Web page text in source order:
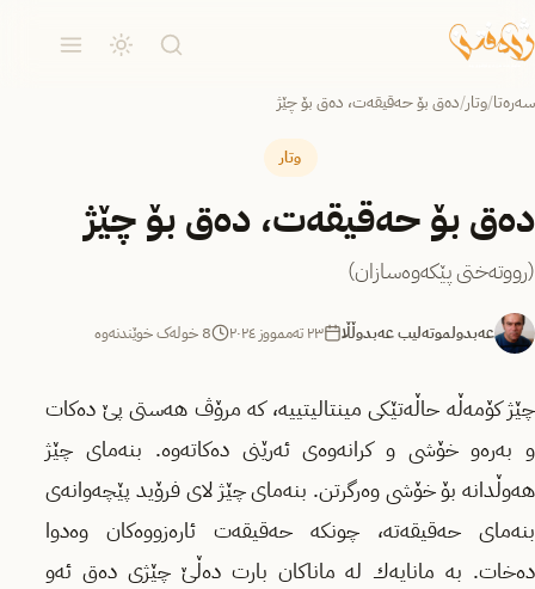
سەرەتا/وتار/دەق بۆ حەقیقەت، دەق بۆ چێژ
وتار
دەق بۆ حەقیقەت، دەق بۆ چێژ
(رووتەختی پێكەوەسازان)
عەبدولموتەلیب عەبدوڵڵا ٢٣ تەممووز ٢٠٢٤ 8 خولەک خوێندنەوە
چێژ كۆمەڵە حاڵەتێكی مینتالیتییە، كە مرۆڤ هەستی پێ دەكات
و بەرەو خۆشی و كرانەوەی ئەرێنی دەكاتەوە. بنەمای چێژ
هەوڵدانە بۆ خۆشی وەرگرتن. بنەمای چێژ لای فرۆید پێچەوانەی
بنەمای حەقیقەتە، چونكە حەقیقەت ئارەزووەكان وەدوا
دەخات. بە مانایەك لە ماناكان بارت دەڵێ‌ چێژی دەق ئەو